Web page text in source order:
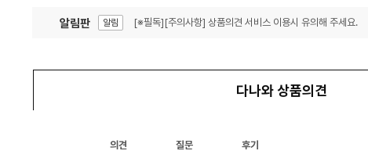
알림판 알림 [※필독][주의사항] 상품의견 서비스 이용시 유의해 주세요.
다나와 상품의견
의견 질문 후기